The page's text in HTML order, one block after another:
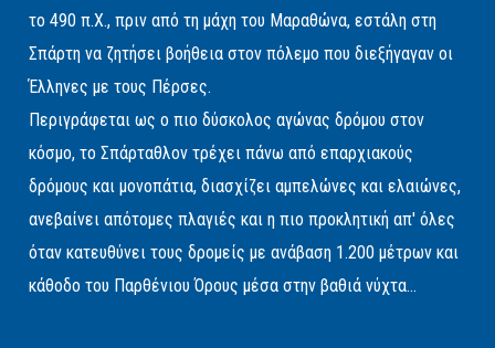
το 490 π.Χ., πριν από τη μάχη του Μαραθώνα, εστάλη στη
Σπάρτη να ζητήσει βοήθεια στον πόλεμο που διεξήγαγαν οι
Έλληνες με τους Πέρσες.
Περιγράφεται ως ο πιο δύσκολος αγώνας δρόμου στον
κόσμο, το Σπάρταθλον τρέχει πάνω από επαρχιακούς
δρόμους και μονοπάτια, διασχίζει αμπελώνες και ελαιώνες,
ανεβαίνει απότομες πλαγιές και η πιο προκλητική απ' όλες
όταν κατευθύνει τους δρομείς με ανάβαση 1.200 μέτρων και
κάθοδο του Παρθένιου Όρους μέσα στην βαθιά νύχτα...